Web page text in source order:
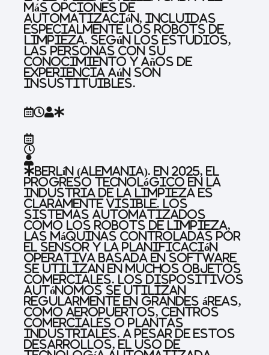
más opciones de
automatización, incluidas
especialmente los robots de
limpieza. Según los estudios,
las personas con su
conocimiento y años de
experiencia aún son
insustituibles.
Berlín (Alemania). En 2025, el
progreso tecnológico en la
industria de la limpieza es
claramente visible. Los
sistemas automatizados
como los robots de limpieza,
las máquinas controladas por
el sensor y la planificación
operativa basada en software
se utilizan en muchos objetos
comerciales. Los dispositivos
autónomos se utilizan
regularmente en grandes áreas,
como aeropuertos, centros
comerciales o plantas
industriales. A pesar de estos
desarrollos, el uso de